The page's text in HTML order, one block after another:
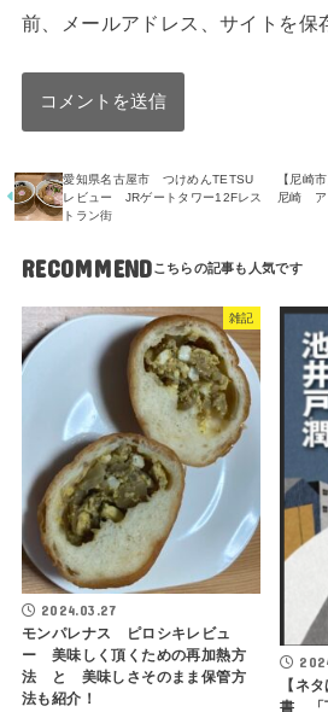
前、メールアドレス、サイトを保
愛知県名古屋市 つけめんTETSU
レビュー JRゲートタワー12Fレス
トラン街
【尼崎
尼崎 ア
RECOMMEND
雑記
2024.03.27
モンパレナス ピロシキレビュ
ー 美味しく頂くための再加熱方
法 と 美味しさそのまま保管方
法も紹介！
【ネ
書 「